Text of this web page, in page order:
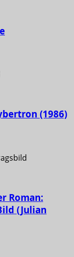
(1986)
Roman:
(Julian